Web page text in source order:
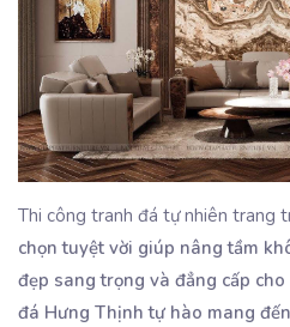
Thi công tranh đá tự nhiên trang
chọn tuyệt vời giúp nâng tầm
đẹp sang trọng và đẳng cấp
đá Hưng Thịnh tự hào mang